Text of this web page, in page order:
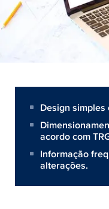
Design
acordo com
Informação
alterações.